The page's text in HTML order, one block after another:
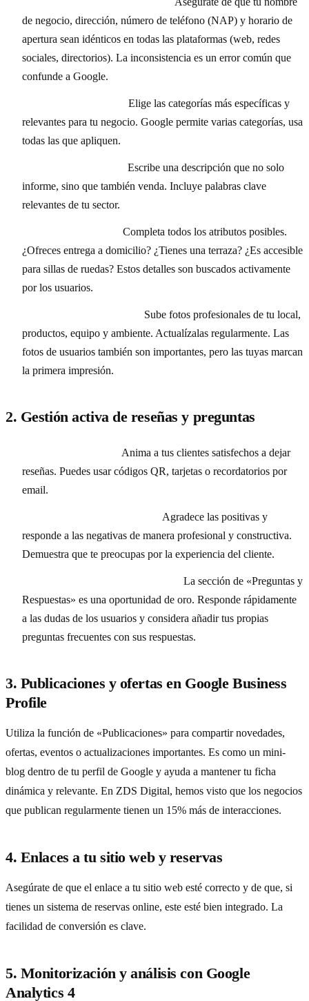
de negocio, dirección, número de teléfono (NAP) y horario de
apertura sean idénticos en todas las plataformas (web, redes
sociales, directorios). La inconsistencia es un error común que
confunde a Google.
Elige las categorías más específicas y
relevantes para tu negocio. Google permite varias categorías, usa
todas las que apliquen.
Escribe una descripción que no solo
informe, sino que también venda. Incluye palabras clave
relevantes de tu sector.
Completa todos los atributos posibles.
¿Ofreces entrega a domicilio? ¿Tienes una terraza? ¿Es accesible
para sillas de ruedas? Estos detalles son buscados activamente
por los usuarios.
Sube fotos profesionales de tu local,
productos, equipo y ambiente. Actualízalas regularmente. Las
fotos de usuarios también son importantes, pero las tuyas marcan
la primera impresión.
2. Gestión activa de reseñas y preguntas
Anima a tus clientes satisfechos a dejar
reseñas. Puedes usar códigos QR, tarjetas o recordatorios por
email.
Agradece las positivas y
responde a las negativas de manera profesional y constructiva.
Demuestra que te preocupas por la experiencia del cliente.
La sección de «Preguntas y
Respuestas» es una oportunidad de oro. Responde rápidamente
a las dudas de los usuarios y considera añadir tus propias
preguntas frecuentes con sus respuestas.
3. Publicaciones y ofertas en Google Business
Profile
Utiliza la función de «Publicaciones» para compartir novedades,
ofertas, eventos o actualizaciones importantes. Es como un mini-
blog dentro de tu perfil de Google y ayuda a mantener tu ficha
dinámica y relevante. En ZDS Digital, hemos visto que los negocios
que publican regularmente tienen un 15% más de interacciones.
4. Enlaces a tu sitio web y reservas
Asegúrate de que el enlace a tu sitio web esté correcto y de que, si
tienes un sistema de reservas online, este esté bien integrado. La
facilidad de conversión es clave.
5. Monitorización y análisis con Google
Analytics 4